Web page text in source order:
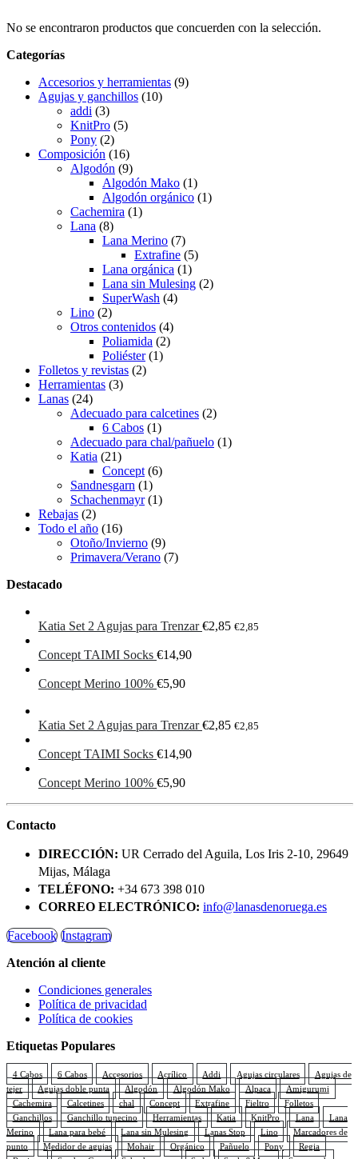
No se encontraron productos que concuerden con la selección.
Categorías
Accesorios y herramientas (9)
Agujas y ganchillos (10)
addi (3)
KnitPro (5)
Pony (2)
Composición (16)
Algodón (9)
Algodón Mako (1)
Algodón orgánico (1)
Cachemira (1)
Lana (8)
Lana Merino (7)
Extrafine (5)
Lana orgánica (1)
Lana sin Mulesing (2)
SuperWash (4)
Lino (2)
Otros contenidos (4)
Poliamida (2)
Poliéster (1)
Folletos y revistas (2)
Herramientas (3)
Lanas (24)
Adecuado para calcetines (2)
6 Cabos (1)
Adecuado para chal/pañuelo (1)
Katia (21)
Concept (6)
Sandnesgarn (1)
Schachenmayr (1)
Rebajas (2)
Todo el año (16)
Otoño/Invierno (9)
Primavera/Verano (7)
Destacado
Katia Set 2 Agujas para Trenzar €2,85 €2,85
Concept TAIMI Socks €14,90
Concept Merino 100% €5,90
Katia Set 2 Agujas para Trenzar €2,85 €2,85
Concept TAIMI Socks €14,90
Concept Merino 100% €5,90
Contacto
DIRECCIÓN: UR Cerrado del Aguila, Los Iris 2-10, 29649
Mijas, Málaga
TELÉFONO: +34 673 398 010
CORREO ELECTRÓNICO: info@lanasdenoruega.es
Facebook Instagram
Atención al cliente
Condiciones generales
Política de privacidad
Política de cookies
Etiquetas Populares
4 Cabos 6 Cabos Accesorios Acrílico Addi Agujas circulares
Agujas de
tejer
Agujas doble punta Algodón Algodón Mako Alpaca
Amigurumi
Cachemira
Calcetines chal Concept Extrafine Fieltro
Folletos
Ganchillos
Ganchillo tunecino Herramientas Katia KnitPro Lana
Lana
Merino
Lana para bebé Lana sin Mulesing Lanas Stop Lino
Marcadores de
punto
Medidor de agujas Mohair Orgánico Pañuelo Pony
Regia